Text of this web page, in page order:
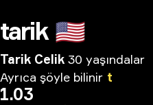
tarik 🇺🇸
Tarik Celik 30 yaşındalar
Ayrıca şöyle bilinir t
1.03